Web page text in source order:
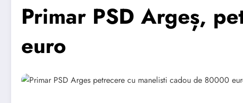
Primar PSD Argeș,
euro